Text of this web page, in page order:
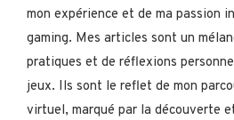
mon expérience et de ma passion
gaming. Mes articles sont un
pratiques et de réflexions
jeux. Ils sont le reflet de mon
virtuel, marqué par la découverte